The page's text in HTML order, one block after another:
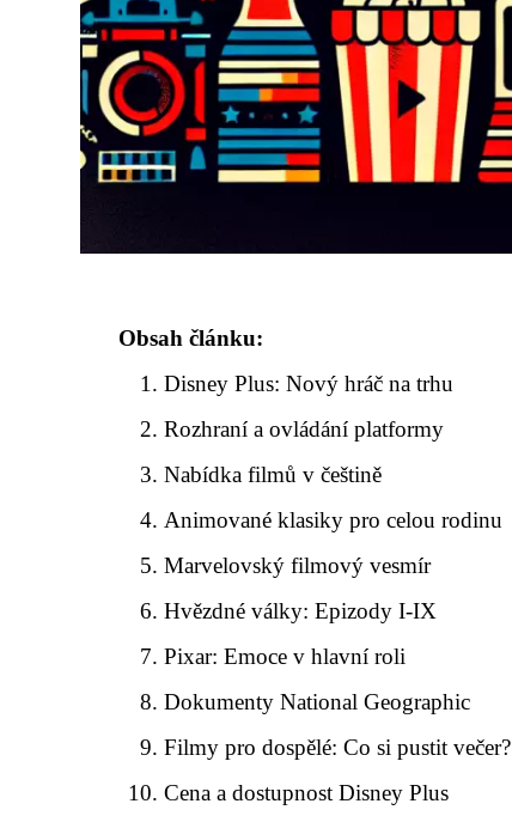
Obsah článku:
Disney Plus: Nový hráč na trhu
Rozhraní a ovládání platformy
Nabídka filmů v češtině
Animované klasiky pro celou rodinu
Marvelovský filmový vesmír
Hvězdné války: Epizody I-IX
Pixar: Emoce v hlavní roli
Dokumenty National Geographic
Filmy pro dospělé: Co si pustit večer?
Cena a dostupnost Disney Plus